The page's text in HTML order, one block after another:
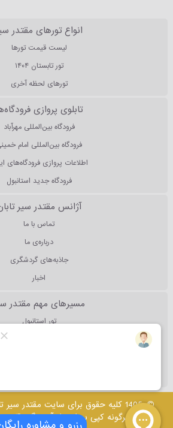
انواع تورهای مقتدر
لیست قیمت تورها
تور تابستان ۱۴۰۴
تورهای لحظه آخری
تابلوی پروازی
فرودگاه بین‌المللی مهرآباد
فرودگاه بین‌المللی امام
اطلاعات پروازی فرودگاه‌های
فرودگاه جدید استانبول
آژانس مقتدر سیر
تماس با ما
درباره‌ی ما
جاذبه‌های گردشگری
اخبار
مسیرهای مهم مقتدر
تور استانبول
1405 کلیه حقوق برای سایت مقتدر
هرگونه کپی برداری از آن پیگرد